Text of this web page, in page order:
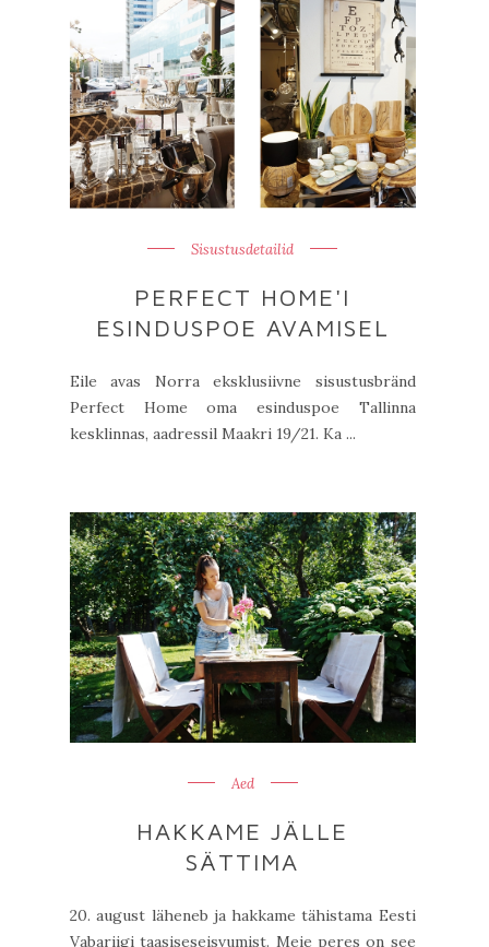
Sisustusdetailid
PERFECT HOME'I
ESINDUSPOE AVAMISEL
Eile avas Norra eksklusiivne sisustusbränd
Perfect Home oma esinduspoe Tallinna
kesklinnas, aadressil Maakri 19/21. Ka ...
Aed
HAKKAME JÄLLE
SÄTTIMA
20. august läheneb ja hakkame tähistama Eesti
Vabariigi taasiseseisvumist. Meie peres on see